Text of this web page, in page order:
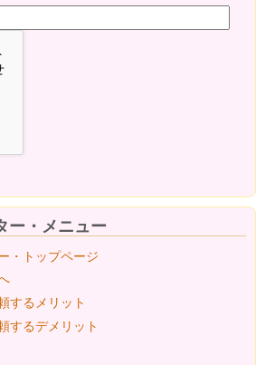
ー・メニュー
・トップページ
するメリット
するデメリット